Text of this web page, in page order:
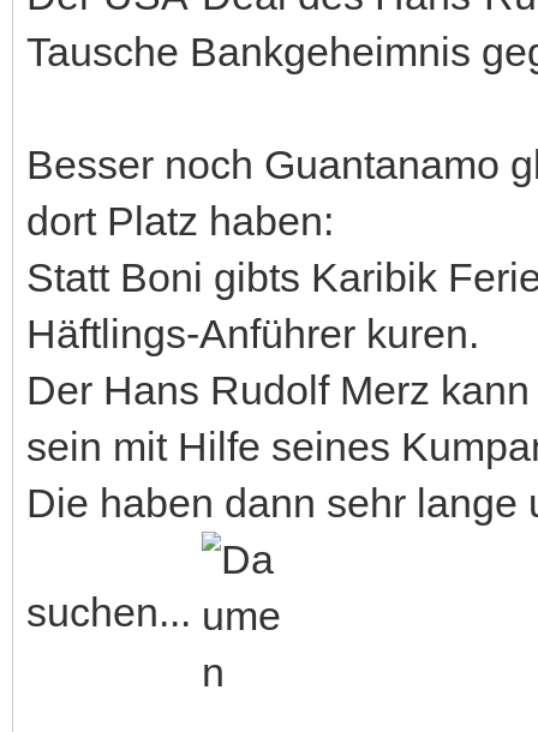
Tausche Bankgeheimnis
Besser noch Guantanamo
dort Platz haben:
Statt Boni gibts Karibik
Häftlings-Anführer kuren.
Der Hans Rudolf Merz
sein mit Hilfe seines
Die haben dann sehr
suchen...